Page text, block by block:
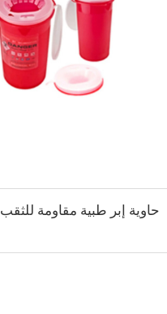
حاوية إبر طبية مقاومة للثقب XHE-08